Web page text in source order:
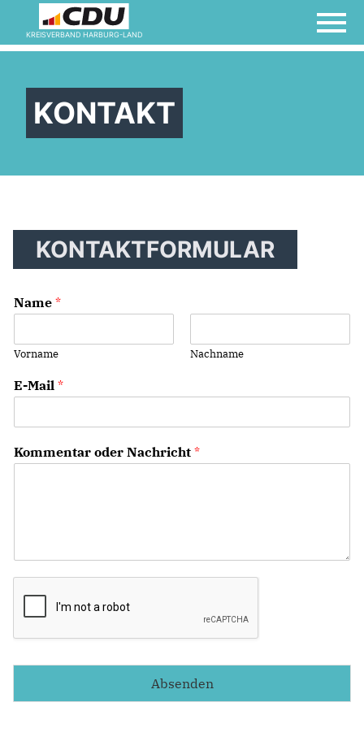
KREISVERBAND HARBURG-LAND
KONTAKT
KONTAKTFORMULAR
Name *
Vorname Nachname
E-Mail *
Kommentar oder Nachricht *
Absenden